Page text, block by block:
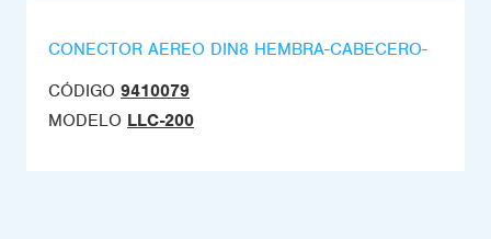
CONECTOR AEREO DIN8 HEMBRA-CABECERO-
CÓDIGO 9410079
MODELO LLC-200